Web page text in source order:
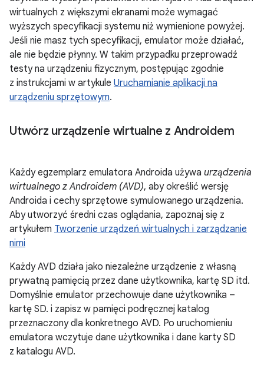
wirtualnych z większymi ekranami może wymagać
wyższych specyfikacji systemu niż wymienione powyżej.
Jeśli nie masz tych specyfikacji, emulator może działać,
ale nie będzie płynny. W takim przypadku przeprowadź
testy na urządzeniu fizycznym, postępując zgodnie
z instrukcjami w artykule Uruchamianie aplikacji na
urządzeniu sprzętowym.
Utwórz urządzenie wirtualne z Androidem
Każdy egzemplarz emulatora Androida używa urządzenia
wirtualnego z Androidem (AVD), aby określić wersję
Androida i cechy sprzętowe symulowanego urządzenia.
Aby utworzyć średni czas oglądania, zapoznaj się z
artykułem Tworzenie urządzeń wirtualnych i zarządzanie
nimi
Każdy AVD działa jako niezależne urządzenie z własną
prywatną pamięcią przez dane użytkownika, kartę SD itd.
Domyślnie emulator przechowuje dane użytkownika –
kartę SD. i zapisz w pamięci podręcznej katalog
przeznaczony dla konkretnego AVD. Po uruchomieniu
emulatora wczytuje dane użytkownika i dane karty SD
z katalogu AVD.